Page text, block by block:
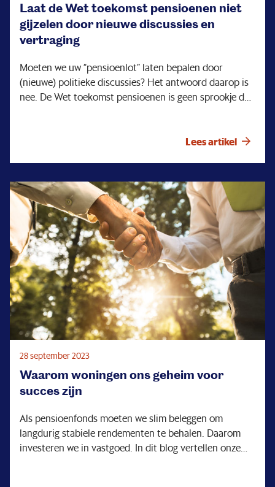
Laat de Wet toekomst pensioenen niet
gijzelen door nieuwe discussies en
vertraging
Moeten we uw “pensioenlot” laten bepalen door
(nieuwe) politieke discussies? Het antwoord daarop is
nee. De Wet toekomst pensioenen is geen sprookje dat
jarenlange discussies, onderhandelingen en analyses. In
wederom vragen te stellen en kritische kanttekeningen
bij de wet te plaatsen. Die wet is nota bene al bijna een
jaar geleden van kracht geworden. Kritisch zijn is
natuurlijk goed, dat houdt de boel scherp maar op een
gegeven moment is het wel een keer klaar.
Bedrijfstakpensioenfondsen willen graag over naar het
nieuwe stelsel.
Lees artikel
28 september 2023
Waarom woningen ons geheim voor
succes zijn
Als pensioenfonds moeten we slim beleggen om
langdurig stabiele rendementen te behalen. Daarom
investeren we in vastgoed. In dit blog vertellen onze